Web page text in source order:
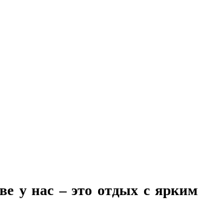
у нас – это отдых с